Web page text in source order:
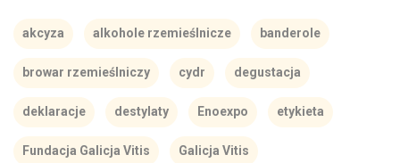
akcyza alkohole rzemieślnicze banderole
browar rzemieślniczy cydr degustacja
deklaracje destylaty Enoexpo etykieta
Fundacja Galicja Vitis Galicja Vitis